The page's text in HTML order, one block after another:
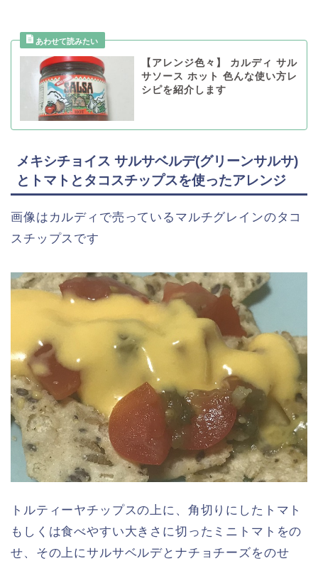
【アレンジ色々】 カルディ サル
サソース ホット 色んな使い方レ
シピを紹介します
メキシチョイス サルサベルデ(グリーンサルサ)
とトマトとタコスチップスを使ったアレンジ
画像はカルディで売っているマルチグレインのタコ
スチップスです
トルティーヤチップスの上に、角切りにしたトマト
もしくは食べやすい大きさに切ったミニトマトをの
せ、その上にサルサベルデとナチョチーズをのせ